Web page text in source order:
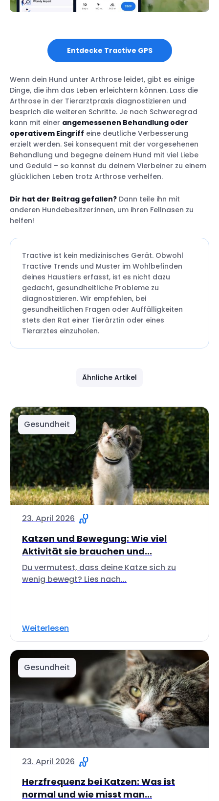
Entdecke Tractive GPS
Wenn dein Hund unter Arthrose leidet, gibt es einige
Dinge, die ihm das Leben erleichtern können. Lass die
Arthrose in der Tierarztpraxis diagnostizieren und
besprich die weiteren Schritte. Je nach Schweregrad
kann mit einer angemessenen Behandlung oder
operativem Eingriff eine deutliche Verbesserung
erzielt werden. Sei konsequent mit der vorgesehenen
Behandlung und begegne deinem Hund mit viel Liebe
und Geduld – so kannst du deinem Vierbeiner zu einem
glücklichen Leben trotz Arthrose verhelfen.
Dir hat der Beitrag gefallen? Dann teile ihn mit
anderen Hundebesitzer:innen, um ihren Fellnasen zu
helfen!
Tractive ist kein medizinisches Gerät. Obwohl
Tractive Trends und Muster im Wohlbefinden
deines Haustiers erfasst, ist es nicht dazu
gedacht, gesundheitliche Probleme zu
diagnostizieren. Wir empfehlen, bei
gesundheitlichen Fragen oder Auffälligkeiten
stets den Rat einer Tierärztin oder eines
Tierarztes einzuholen.
Ähnliche Artikel
Gesundheit
23. April 2026
Katzen und Bewegung: Wie viel
Aktivität sie brauchen und...
Du vermutest, dass deine Katze sich zu
wenig bewegt? Lies nach...
Weiterlesen
Gesundheit
23. April 2026
Herzfrequenz bei Katzen: Was ist
normal und wie misst man...